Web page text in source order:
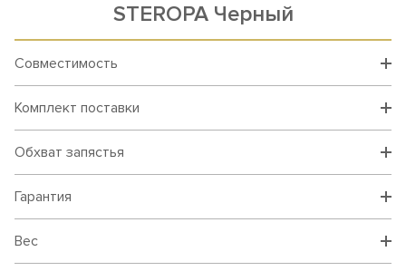
STEROPA Черный
Совместимость
Комплект поставки
Обхват запястья
Гарантия
Вес